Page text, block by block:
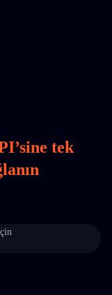
tek